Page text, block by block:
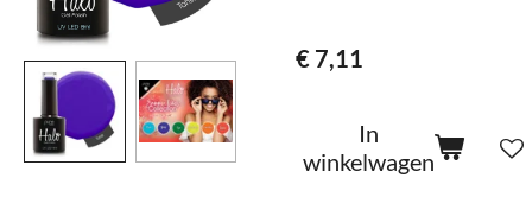
€ 7,11
In
winkelwagen